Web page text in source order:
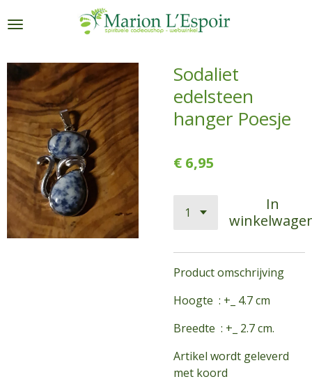
direct
de
hoofdinhoud
Sodaliet
edelsteen
hanger Poesje
€ 6,95
In
Product omschrijving
Hoogte : +_ 4.7 cm
Breedte : +_ 2.7 cm.
Artikel wordt geleverd
met koord